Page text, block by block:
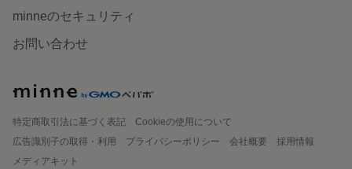
minneのセキュリティ
お問い合わせ
特定商取引法に基づく表記
Cookieの使用について
広告識別子の取得・利用
プライバシーポリシー 会社概要
採用情報
メディアキット